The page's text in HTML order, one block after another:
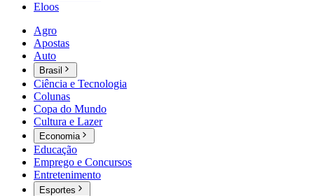
Eloos
Agro
Apostas
Auto
Brasil
Ciência e Tecnologia
Colunas
Copa do Mundo
Cultura e Lazer
Economia
Educação
Emprego e Concursos
Entretenimento
Esportes